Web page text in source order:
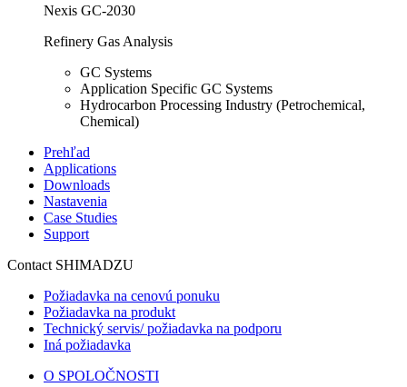
Nexis GC-2030
Refinery Gas Analysis
GC Systems
Application Specific GC Systems
Hydrocarbon Processing Industry (Petrochemical,
Chemical)
Prehľad
Applications
Downloads
Nastavenia
Case Studies
Support
Contact SHIMADZU
Požiadavka na cenovú ponuku
Požiadavka na produkt
Technický servis/ požiadavka na podporu
Iná požiadavka
O SPOLOČNOSTI